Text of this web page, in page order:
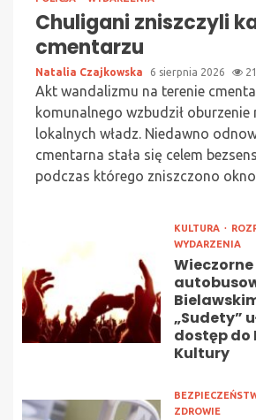
Chuligani zniszczyli
cmentarzu
Natalia Czajkowska 6 sierpnia 2026 21
Akt wandalizmu na terenie
komunalnego wzbudził oburzenie
lokalnych władz. Niedawno
cmentarna stała się celem
podczas którego zniszczono
KULTURA
WYDARZENIA
„Sudety”
dostęp do
Kultury
ZDROWIE